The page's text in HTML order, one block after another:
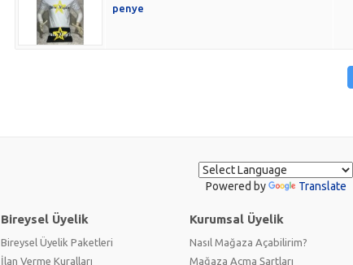
penye
Powered by Translate
Bireysel Üyelik
Bireysel Üyelik Paketleri
İlan Verme Kuralları
Kurumsal Üyelik
Nasıl Mağaza Açabilirim?
Mağaza Açma Şartları